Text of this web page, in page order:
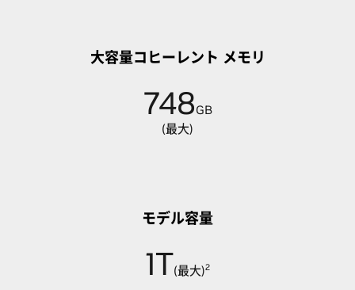
大容量コヒーレント メモリ
748GB
(最大)
モデル容量
1T(最大)2